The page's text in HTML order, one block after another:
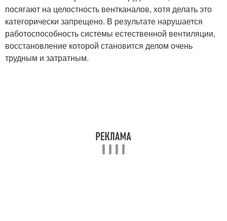
посягают на целостность вентканалов, хотя делать это
категорически запрещено. В результате нарушается
работоспособность системы естественной вентиляции,
восстановление которой становится делом очень
трудным и затратным.